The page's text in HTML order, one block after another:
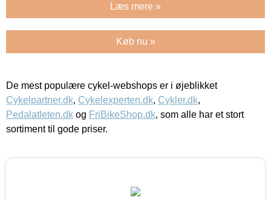
Læs mere »
Køb nu »
De mest populære cykel-webshops er i øjeblikket
Cykelpartner.dk, Cykelexperten.dk, Cykler.dk,
Pedalatleten.dk og FriBikeShop.dk, som alle har et stort
sortiment til gode priser.